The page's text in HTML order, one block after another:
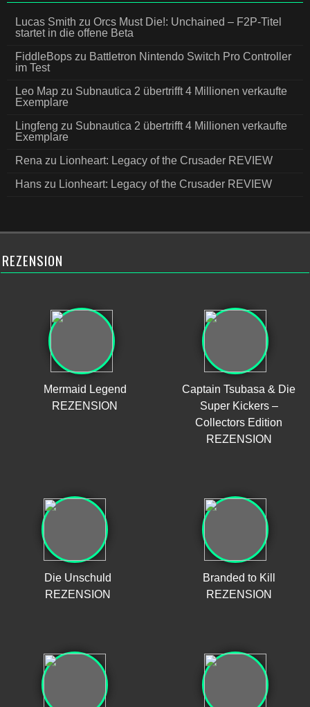
Lucas Smith zu Orcs Must Die!: Unchained – F2P-Titel
startet in die offene Beta
FiddleBops zu Battletron Nintendo Switch Pro Controller
im Test
Leo Map zu Subnautica 2 übertrifft 4 Millionen verkaufte
Exemplare
Lingfeng zu Subnautica 2 übertrifft 4 Millionen verkaufte
Exemplare
Rena zu Lionheart: Legacy of the Crusader REVIEW
Hans zu Lionheart: Legacy of the Crusader REVIEW
REZENSION
Mermaid Legend
REZENSION
Captain Tsubasa & Die
Super Kickers –
Collectors Edition
REZENSION
Die Unschuld
REZENSION
Branded to Kill
REZENSION